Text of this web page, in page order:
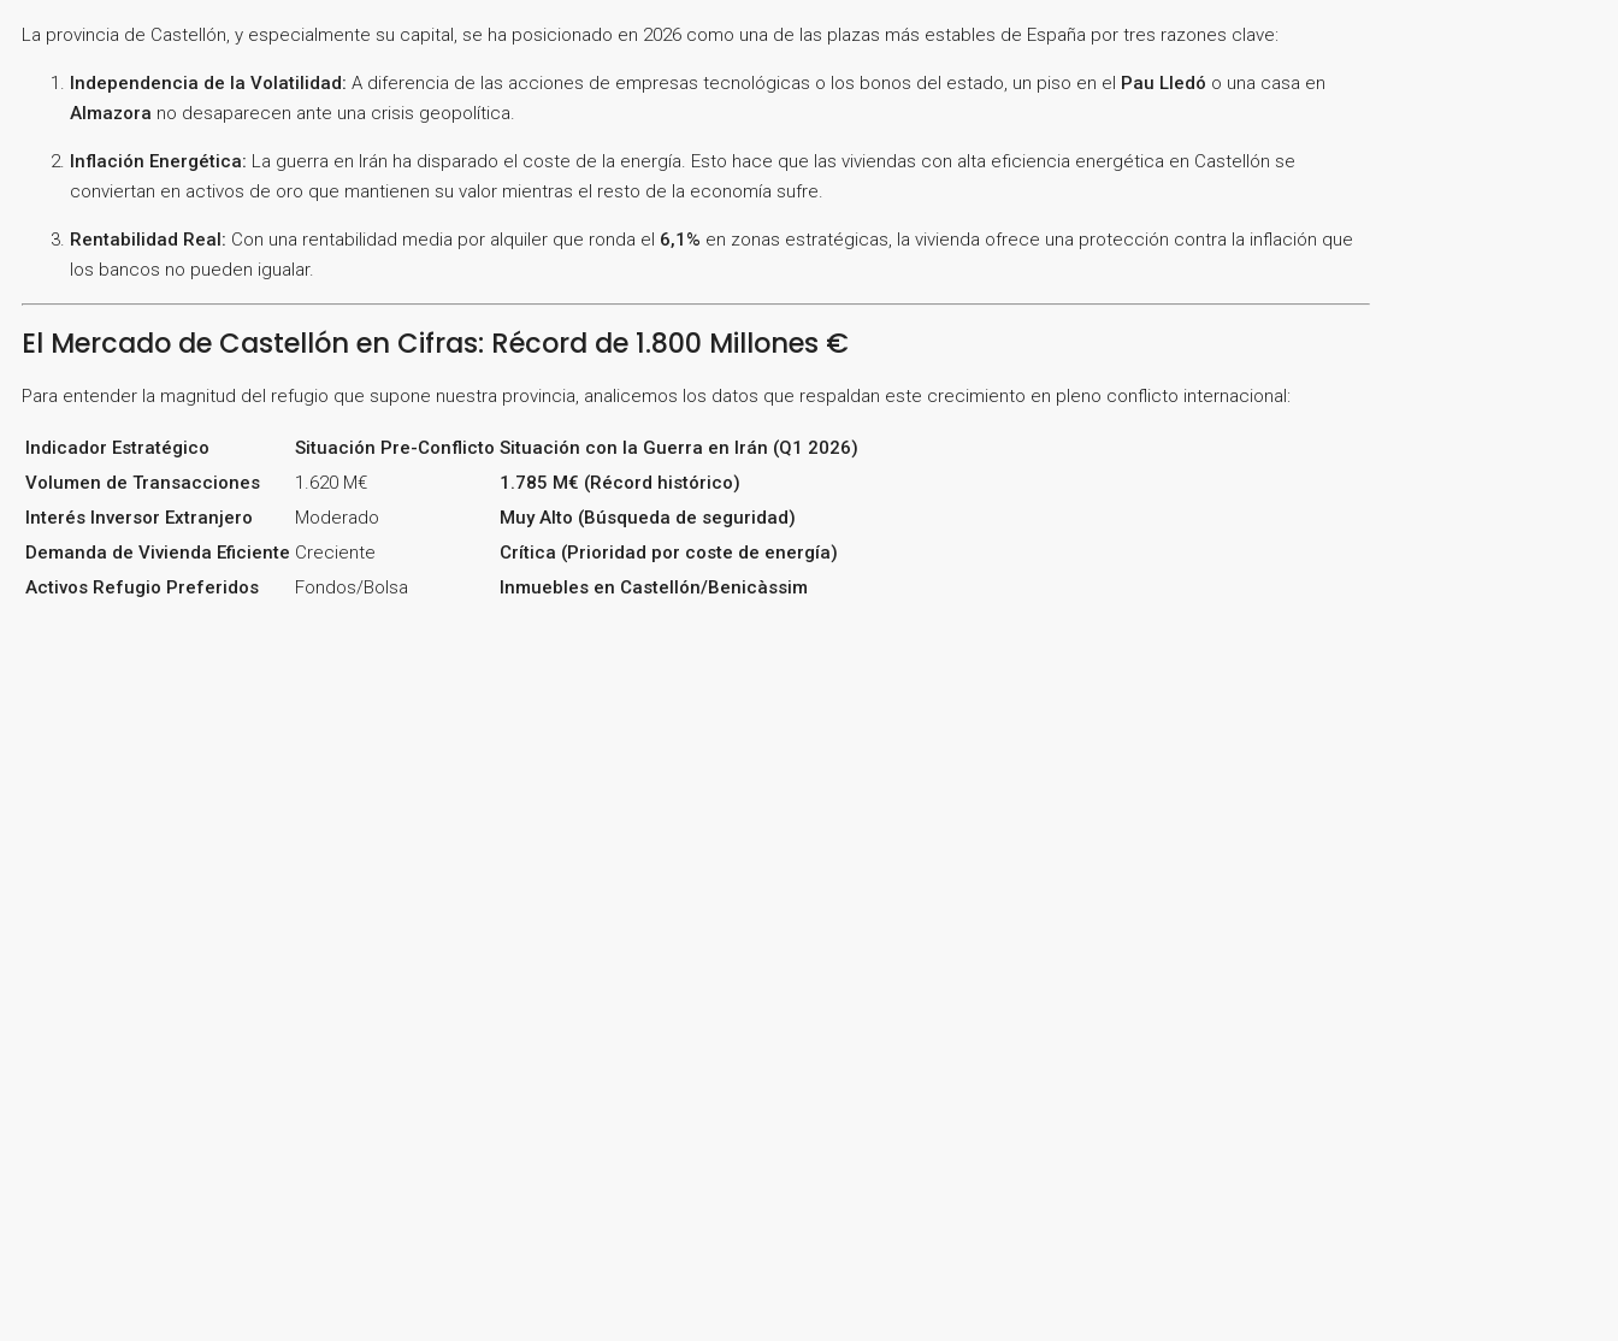
La provincia de Castellón, y especialmente su capital, se ha posicionado en 2026 como una de las plazas más estables de España por tres razones clave:
Independencia de la Volatilidad: A diferencia de las acciones de empresas tecnológicas o los bonos del estado, un piso en el Pau Lledó o una casa en
Almazora no desaparecen ante una crisis geopolítica.
Inflación Energética: La guerra en Irán ha disparado el coste de la energía. Esto hace que las viviendas con alta eficiencia energética en Castellón se
conviertan en activos de oro que mantienen su valor mientras el resto de la economía sufre.
Rentabilidad Real: Con una rentabilidad media por alquiler que ronda el 6,1% en zonas estratégicas, la vivienda ofrece una protección contra la inflación que
los bancos no pueden igualar.
El Mercado de Castellón en Cifras: Récord de 1.800 Millones €
Para entender la magnitud del refugio que supone nuestra provincia, analicemos los datos que respaldan este crecimiento en pleno conflicto internacional:
Indicador Estratégico Situación Pre-Conflicto Situación con la Guerra en Irán (Q1 2026)
Volumen de Transacciones
1.620 M€
1.785 M€ (Récord histórico)
Interés Inversor Extranjero
Moderado
Muy Alto (Búsqueda de seguridad)
Demanda de Vivienda Eficiente Creciente
Crítica (Prioridad por coste de energía)
Activos Refugio Preferidos
Fondos/Bolsa Inmuebles en Castellón/Benicàssim